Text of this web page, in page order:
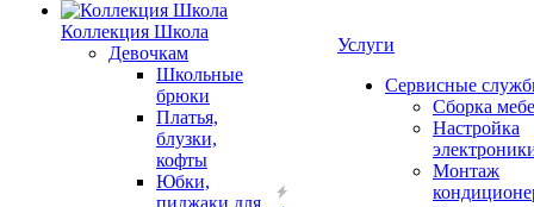
Коллекция Школа
Девочкам
Школьные
брюки
Платья,
блузки,
кофты
Юбки,
пиджаки для
Услуги
Сервисные
Сборка
Настройка
Монтаж